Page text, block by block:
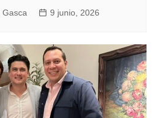
Gasca 9 junio, 2026